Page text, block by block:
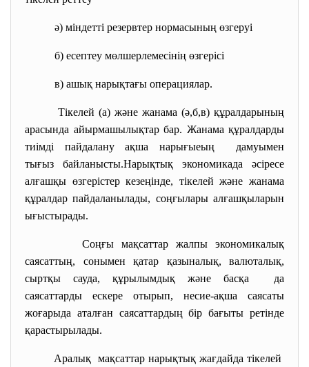
ә) міндетті резервтер нормасының өзгеруі
б) есептеу мөлшерлемесінің өзгерісі
в) ашық нарықтағы операциялар.
Тікелей (а) және жанама (ә,б,в) құралдарының
арасында айырмашылықтар бар. Жанама құралдарды
тиімді пайдалану ақша нарығыеың дамуымен
тығыз байланысты.Нарықтық экономикада әсіресе
алғашқы өзгерістер кезеңінде, тікелей және жанама
құралдар пайдаланылады, соңғылары алғашқыларын
ығыстырады.
Соңғы мақсаттар жалпы экономикалық
саясаттың, сонымен қатар қазыналық, валюталық,
сыртқы сауда, құрылымдық және басқа да
саясаттарды ескере отырып, несие-ақша саясаты
жоғарыда аталған саясаттардың бір бағыты ретінде
қарастырылады.
Аралық мақсаттар нарықтық жағдайда тікелей